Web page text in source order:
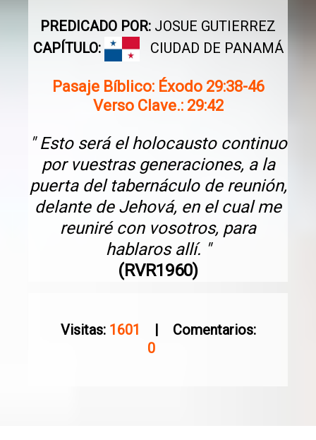
PREDICADO POR: JOSUE GUTIERREZ
CAPÍTULO:
CIUDAD DE PANAMÁ
Pasaje Bíblico: Éxodo 29:38-46
Verso Clave.: 29:42
" Esto será el holocausto continuo
por vuestras generaciones, a la
puerta del tabernáculo de reunión,
delante de Jehová, en el cual me
reuniré con vosotros, para
hablaros allí. "
(RVR1960)
Visitas:1601
| Comentarios:
0